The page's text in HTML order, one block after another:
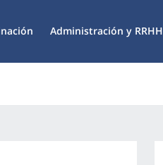
Administración y RRHH